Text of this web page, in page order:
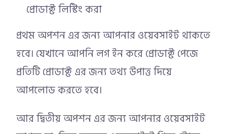
প্রোডাক্ট লিস্টিং করা
প্রথম অপশন এর জন্য আপনার ওয়েবসাইট থাকতে
হবে। যেখানে আপনি লগ ইন করে প্রোডাক্ট পেজে
প্রতিটি প্রোডাক্ট এর জন্য তথ্য উপাত্ত দিয়ে
আপলোড করতে হবে।
আর দ্বিতীয় অপশন এর জন্য আপনার ওয়েবসাইট